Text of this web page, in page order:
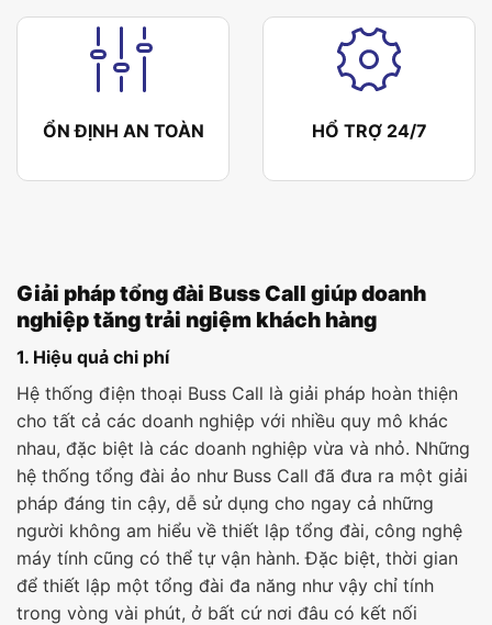
ỔN ĐỊNH AN TOÀN HỔ TRỢ 24/7
Giải pháp tổng đài Buss Call giúp doanh
nghiệp tăng trải ngiệm khách hàng
1. Hiệu quả chi phí
Hệ thống điện thoại Buss Call là giải pháp hoàn thiện
cho tất cả các doanh nghiệp với nhiều quy mô khác
nhau, đặc biệt là các doanh nghiệp vừa và nhỏ. Những
hệ thống tổng đài ảo như Buss Call đã đưa ra một giải
pháp đáng tin cậy, dễ sử dụng cho ngay cả những
người không am hiểu về thiết lập tổng đài, công nghệ
máy tính cũng có thể tự vận hành. Đặc biệt, thời gian
để thiết lập một tổng đài đa năng như vậy chỉ tính
trong vòng vài phút, ở bất cứ nơi đâu có kết nối